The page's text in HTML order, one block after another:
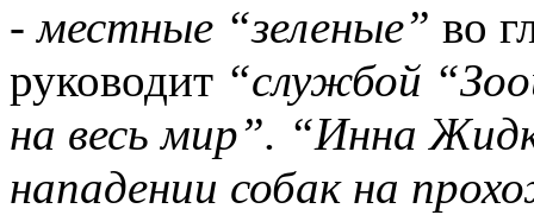
- местные “зеленые” во
руководит “службой
на весь мир”. “Инна
нападении собак на